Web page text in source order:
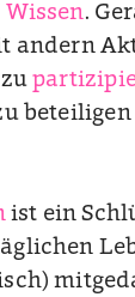
Wissen.
andern
zu
ist ein